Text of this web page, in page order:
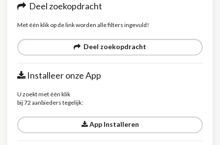
Deel zoekopdracht
Met één klik op de link worden alle filters ingevuld!
Deel zoekopdracht
Installeer onze App
U zoekt met één klik
bij 72 aanbieders tegelijk:
App Installeren